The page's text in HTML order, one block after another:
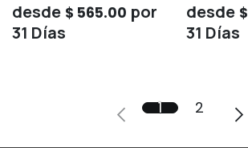
desde $ 565.00 por
31 Días
desde $
31 Días
1 2